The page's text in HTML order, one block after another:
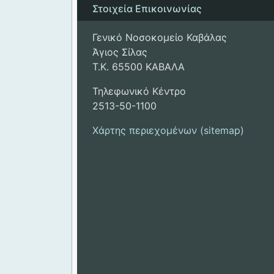
Στοιχεία Επικοινωνίας
Γενικό Νοσοκομείο Καβάλας
Άγιος Σίλας
Τ.Κ. 65500 ΚΑΒΑΛΑ
Τηλεφωνικό Κέντρο
2513-50-1100
Χάρτης περιεχομένων (sitemap)